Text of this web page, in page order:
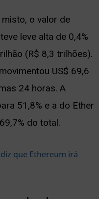
o valor de
leve alta de 0,4%
(R$ 8,3 trilhões).
US$ 69,6
24 horas. A
51,8% e a do Ether
do total.
que Ethereum irá